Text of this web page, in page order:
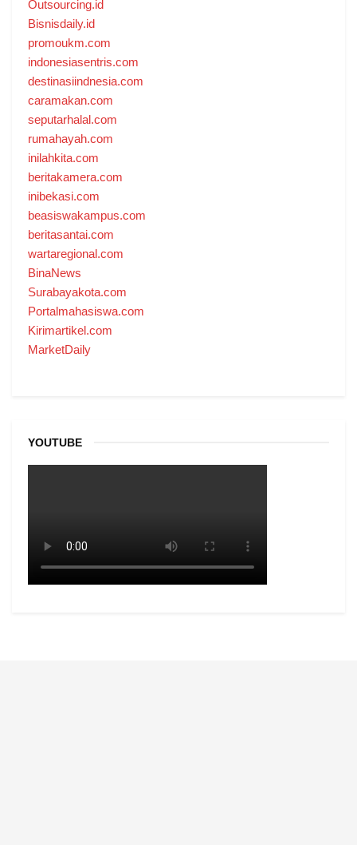
Outsourcing.id
Bisnisdaily.id
promoukm.com
indonesiasentris.com
destinasiindnesia.com
caramakan.com
seputarhalal.com
rumahayah.com
inilahkita.com
beritakamera.com
inibekasi.com
beasiswakampus.com
beritasantai.com
wartaregional.com
BinaNews
Surabayakota.com
Portalmahasiswa.com
Kirimartikel.com
MarketDaily
YOUTUBE